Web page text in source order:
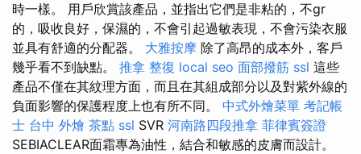
時一樣。 用戶欣賞該產品，並指出它們是非粘的，不gr
的，吸收良好，保濕的，不會引起過敏表現，不會污染衣服
並具有舒適的分配器。 大雅按摩 除了高昂的成本外，客戶
幾乎看不到缺點。 推拿 整復 local seo 面部撥筋 ssl 這些
產品不僅在其紋理方面，而且在其組成部分以及對紫外線的
負面影響的保護程度上也有所不同。 中式外燴菜單 考記帳
士 台中 外燴 茶點 ssl SVR 河南路四段推拿 菲律賓簽證
SEBIACLEAR面霜專為油性，結合和敏感的皮膚而設計。